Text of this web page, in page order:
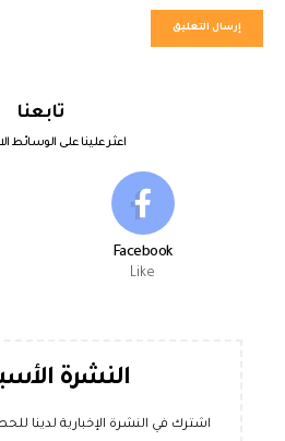
تابعنا
اعثر علينا على الوسائط
Facebook
Like
النشرة
اشترك في النشرة الإخبارية لدينا